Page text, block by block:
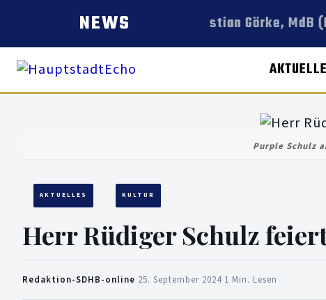
NEWS Christian Görke,
Purple Schulz
AKTUELLES KULTUR
Herr Rüdiger Schulz
Redaktion-SDHB-online 25. September 2024 1 Min. Lesen